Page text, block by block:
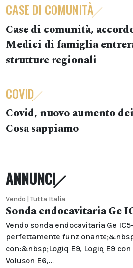
CASE DI COMUNITÀ
Case di comunità,
Medici di famiglia
strutture regionali
COVID
Covid, nuovo aumento
Cosa sappiamo
ANNUNCI
Vendo | Tutta Italia
Sonda endocavitaria Ge
Vendo sonda endocavitaria Ge
perfettamente
con:&nbsp;Logiq E9, Logiq E9 con
Voluson E6,...